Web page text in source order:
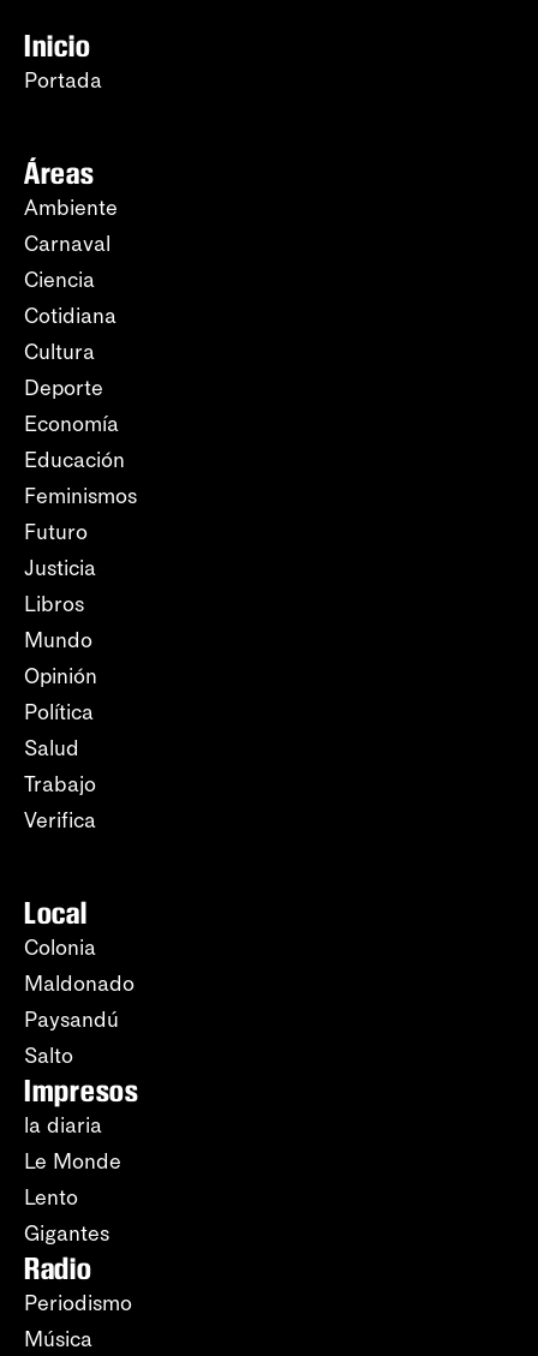
Inicio
Portada
Áreas
Ambiente
Carnaval
Ciencia
Cotidiana
Cultura
Deporte
Economía
Educación
Feminismos
Futuro
Justicia
Libros
Mundo
Opinión
Política
Salud
Trabajo
Verifica
Local
Colonia
Maldonado
Paysandú
Salto
Impresos
la diaria
Le Monde
Lento
Gigantes
Radio
Periodismo
Música